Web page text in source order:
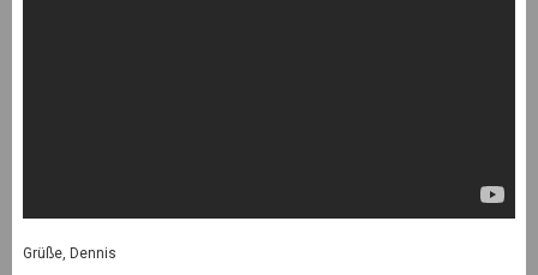
Grüße, Dennis